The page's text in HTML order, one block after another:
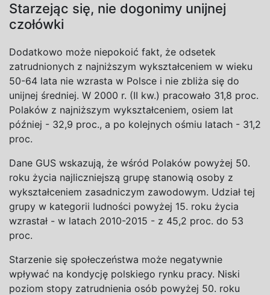
Starzejąc się, nie dogonimy unijnej
czołówki
Dodatkowo może niepokoić fakt, że odsetek
zatrudnionych z najniższym wykształceniem w wieku
50-64 lata nie wzrasta w Polsce i nie zbliża się do
unijnej średniej. W 2000 r. (II kw.) pracowało 31,8 proc.
Polaków z najniższym wykształceniem, osiem lat
później - 32,9 proc., a po kolejnych ośmiu latach - 31,2
proc.
Dane GUS wskazują, że wśród Polaków powyżej 50.
roku życia najliczniejszą grupę stanowią osoby z
wykształceniem zasadniczym zawodowym. Udział tej
grupy w kategorii ludności powyżej 15. roku życia
wzrastał - w latach 2010-2015 - z 45,2 proc. do 53
proc.
Starzenie się społeczeństwa może negatywnie
wpływać na kondycję polskiego rynku pracy. Niski
poziom stopy zatrudnienia osób powyżej 50. roku